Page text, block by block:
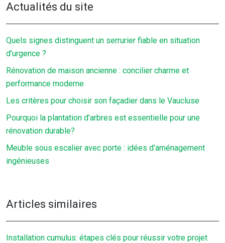
Actualités du site
Quels signes distinguent un serrurier fiable en situation
d’urgence ?
Rénovation de maison ancienne : concilier charme et
performance moderne
Les critères pour choisir son façadier dans le Vaucluse
Pourquoi la plantation d’arbres est essentielle pour une
rénovation durable?
Meuble sous escalier avec porte : idées d’aménagement
ingénieuses
Articles similaires
Installation cumulus: étapes clés pour réussir votre projet